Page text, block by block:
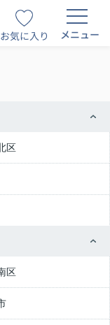
お気に入り メニュー
区
区